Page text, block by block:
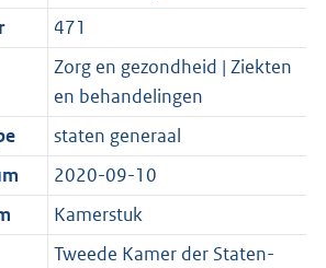
b
471
Zorg en gezondheid | Ziekten
en behandelingen
staten generaal
2020-09-10
Kamerstuk
Tweede Kamer der Staten-